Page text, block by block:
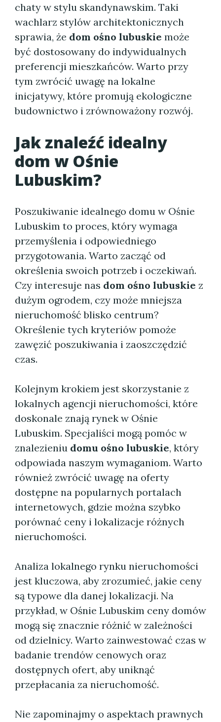
chaty w stylu skandynawskim. Taki
wachlarz stylów architektonicznych
sprawia, że dom ośno lubuskie może
być dostosowany do indywidualnych
preferencji mieszkańców. Warto przy
tym zwrócić uwagę na lokalne
inicjatywy, które promują ekologiczne
budownictwo i zrównoważony rozwój.
Jak znaleźć idealny
dom w Ośnie
Lubuskim?
Poszukiwanie idealnego domu w Ośnie
Lubuskim to proces, który wymaga
przemyślenia i odpowiedniego
przygotowania. Warto zacząć od
określenia swoich potrzeb i oczekiwań.
Czy interesuje nas dom ośno lubuskie z
dużym ogrodem, czy może mniejsza
nieruchomość blisko centrum?
Określenie tych kryteriów pomoże
zawęzić poszukiwania i zaoszczędzić
czas.
Kolejnym krokiem jest skorzystanie z
lokalnych agencji nieruchomości, które
doskonale znają rynek w Ośnie
Lubuskim. Specjaliści mogą pomóc w
znalezieniu domu ośno lubuskie, który
odpowiada naszym wymaganiom. Warto
również zwrócić uwagę na oferty
dostępne na popularnych portalach
internetowych, gdzie można szybko
porównać ceny i lokalizacje różnych
nieruchomości.
Analiza lokalnego rynku nieruchomości
jest kluczowa, aby zrozumieć, jakie ceny
są typowe dla danej lokalizacji. Na
przykład, w Ośnie Lubuskim ceny domów
mogą się znacznie różnić w zależności
od dzielnicy. Warto zainwestować czas w
badanie trendów cenowych oraz
dostępnych ofert, aby uniknąć
przepłacania za nieruchomość.
Nie zapominajmy o aspektach prawnych